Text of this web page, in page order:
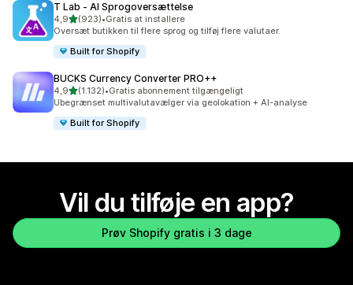
T Lab ‑ AI Sprogoversættelse
4,9ud af 5 stjerner
(923)
923 anmeldelser i alt
•Gratis at installere
Oversæt butikken til flere sprog og tilføj flere valutaer.
Built for Shopify
BUCKS Currency Converter PRO++
4,9ud af 5 stjerner
(1.132)
1132 anmeldelser i alt
•Gratis abonnement tilgængeligt
Ubegrænset multivalutavælger via geolokation + AI-analyse
Built for Shopify
Vil du tilføje en app?
Prøv Shopify gratis i 3 dage